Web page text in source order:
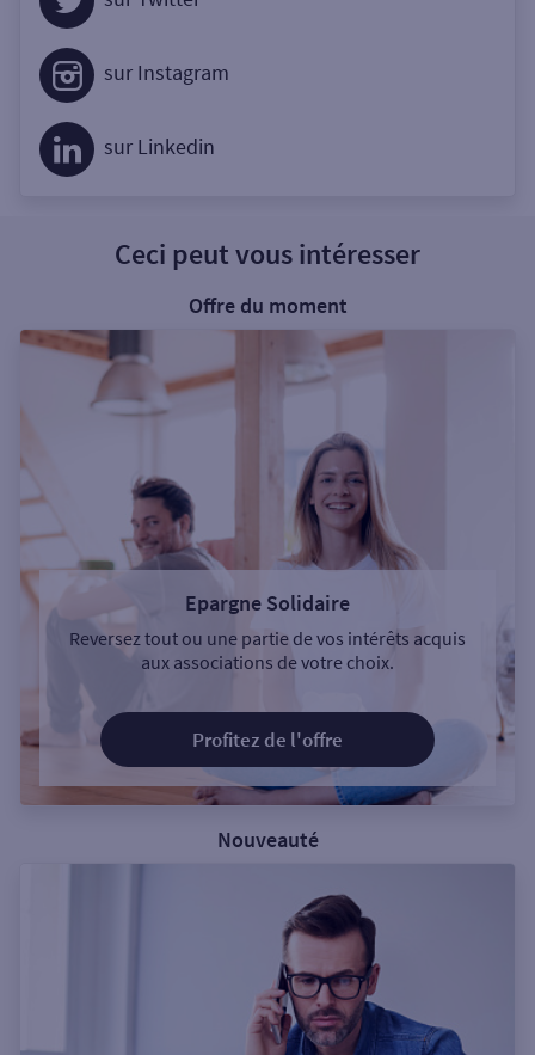
sur Instagram
sur Linkedin
Ceci peut vous intéresser
Offre du moment
Epargne Solidaire
Reversez tout ou une partie de vos intérêts acquis
aux associations de votre choix.
Profitez de l'offre
Nouveauté